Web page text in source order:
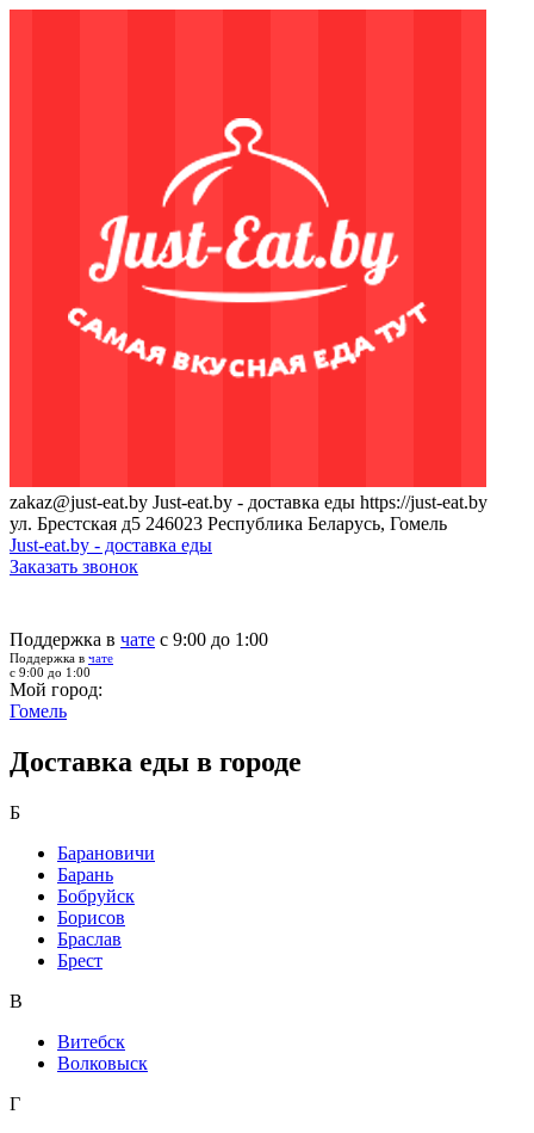
zakaz@just-eat.by Just-eat.by - доставка еды https://just-eat.by
ул. Брестская д5 246023 Республика Беларусь, Гомель
Just-eat.by - доставка еды
Заказать звонок
Поддержка в чате с 9:00 до 1:00
Поддержка в чате
с 9:00 до 1:00
Мой город:
Гомель
Доставка еды в городе
Б
Барановичи
Барань
Бобруйск
Борисов
Браслав
Брест
В
Витебск
Волковыск
Г